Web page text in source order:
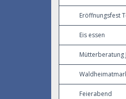
Eröffnungsfest
Eis essen
Mütterberatung
Feierabend